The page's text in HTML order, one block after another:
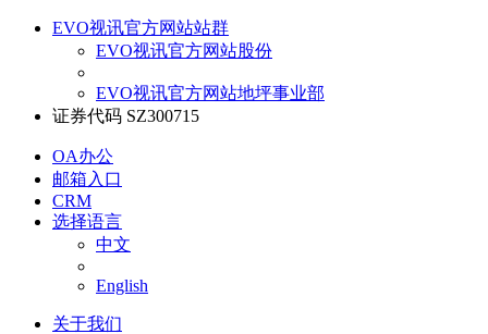
EVO视讯官方网站站群
EVO视讯官方网站股份
EVO视讯官方网站地坪事业部
证券代码 SZ300715
OA办公
邮箱入口
CRM
选择语言
中文
English
关于我们